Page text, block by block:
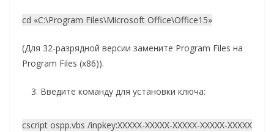
cd «C:\Program Files\Microsoft Office\Office15»
(Для 32-разрядной версии замените Program Files на
Program Files (x86)).
Введите команду для установки ключа:
cscript ospp.vbs /inpkey:XXXXX-XXXXX-XXXXX-XXXXX-XXXXX